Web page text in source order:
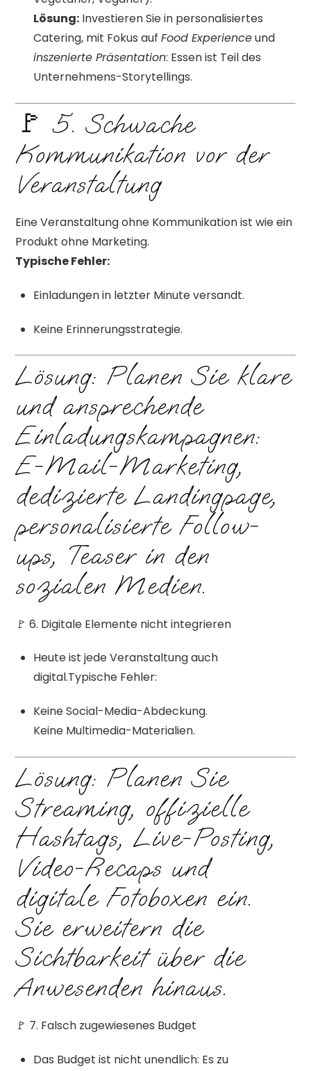
Lösung: Investieren Sie in personalisiertes
Catering, mit Fokus auf Food Experienceund
inszenierte Präsentation: Essen ist Teil des
Unternehmens-Storytellings.
🚩 5. Schwache
Kommunikation vor der
Veranstaltung
Eine Veranstaltung ohne Kommunikation ist wie ein
Produkt ohne Marketing.
Typische Fehler:
Einladungen in letzter Minute versandt.
Keine Erinnerungsstrategie.
Lösung: Planen Sie klare
und ansprechende
Einladungskampagnen:
E-Mail-Marketing,
dedizierte Landingpage,
personalisierte Follow-
ups, Teaser in den
sozialen Medien.
🚩 6. Digitale Elemente nicht integrieren
Heute ist jede Veranstaltung auch
digital.Typische Fehler:
Keine Social-Media-Abdeckung.
Keine Multimedia-Materialien.
Lösung: Planen Sie
Streaming, offizielle
Hashtags, Live-Posting,
Video-Recaps und
digitale Fotoboxen ein.
Sie erweitern die
Sichtbarkeit über die
Anwesenden hinaus.
🚩 7. Falsch zugewiesenes Budget
Das Budget ist nicht unendlich: Es zu